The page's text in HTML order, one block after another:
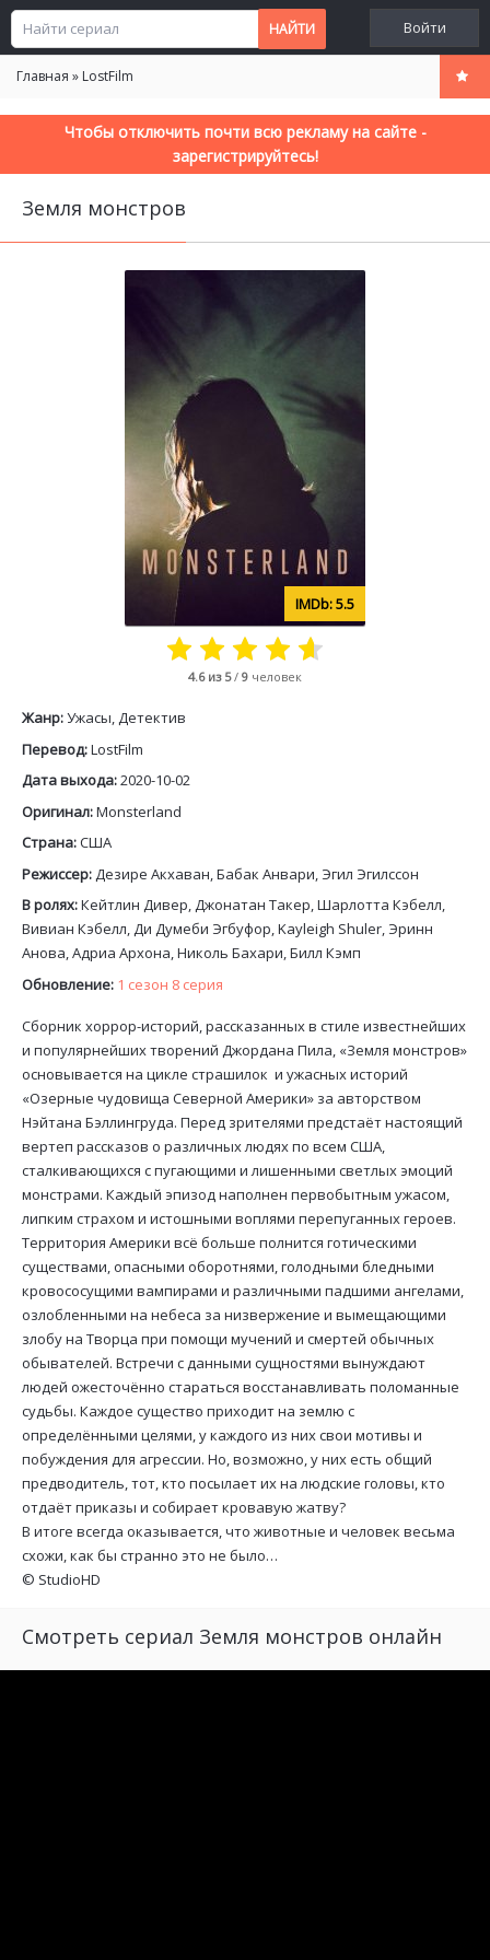
Войти
Главная » LostFilm
Чтобы отключить почти всю рекламу на сайте -
зарегистрируйтесь!
Земля монстров
5.5
4.6из 5/ 9 человек
Жанр:Ужасы, Детектив
Перевод:LostFilm
Дата выхода:2020-10-02
Оригинал:Monsterland
Страна:США
Режиссер: Дезире Акхаван, Бабак Анвари, Эгил Эгилссон
В ролях:Кейтлин Дивер, Джонатан Такер, Шарлотта Кэбелл,
Вивиан Кэбелл, Ди Думеби Эгбуфор, Kayleigh Shuler, Эринн
Анова, Адриа Архона, Николь Бахари, Билл Кэмп
Обновление: 1 сезон 8 серия
Сборник хоррор-историй, рассказанных в стиле известнейших
и популярнейших творений Джордана Пила, «Земля монстров»
основывается на цикле страшилок и ужасных историй
«Озерные чудовища Северной Америки» за авторством
Нэйтана Бэллингруда. Перед зрителями предстаёт настоящий
вертеп рассказов о различных людях по всем США,
сталкивающихся с пугающими и лишенными светлых эмоций
монстрами. Каждый эпизод наполнен первобытным ужасом,
липким страхом и истошными воплями перепуганных героев.
Территория Америки всё больше полнится готическими
существами, опасными оборотнями, голодными бледными
кровососущими вампирами и различными падшими ангелами,
озлобленными на небеса за низвержение и вымещающими
злобу на Творца при помощи мучений и смертей обычных
обывателей. Встречи с данными сущностями вынуждают
людей ожесточённо стараться восстанавливать поломанные
судьбы. Каждое существо приходит на землю с
определёнными целями, у каждого из них свои мотивы и
побуждения для агрессии. Но, возможно, у них есть общий
предводитель, тот, кто посылает их на людские головы, кто
отдаёт приказы и собирает кровавую жатву?
В итоге всегда оказывается, что животные и человек весьма
схожи, как бы странно это не было…
© StudioHD
Смотреть сериал Земля монстров онлайн